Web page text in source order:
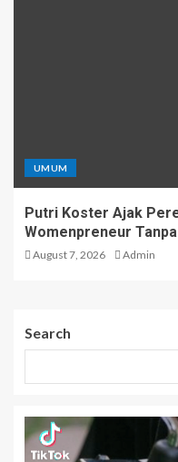
UMUM
Putri Koster Ajak
Womenpreneur
August 7, 2026 Admin
Search